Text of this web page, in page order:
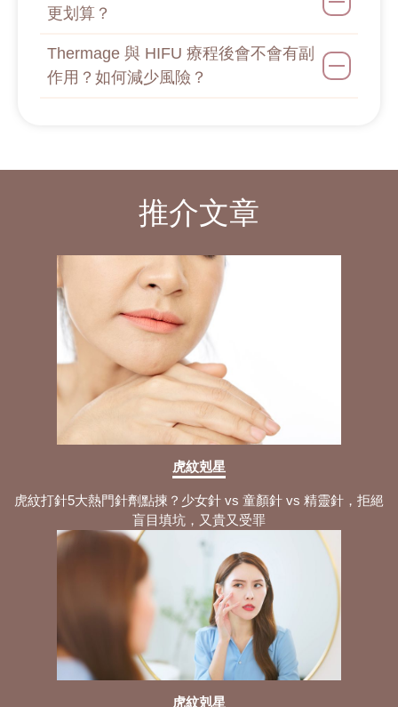
更划算？
Thermage 與 HIFU 療程後會不會有副
作用？如何減少風險？
推介文章
虎紋剋星
虎紋打針5大熱門針劑點揀？少女針 vs 童顏針 vs 精靈針，拒絕
盲目填坑，又貴又受罪
虎紋剋星